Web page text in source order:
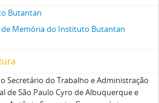
Butantan
Memória do Instituto Butantan
Secretário do Trabalho e Administração
de São Paulo Cyro de Albuquerque e